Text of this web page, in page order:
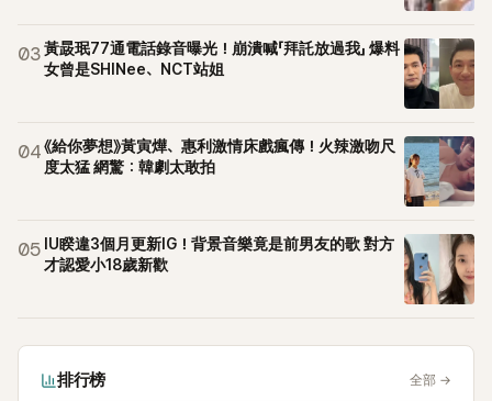
03黃晸珉77通電話錄音曝光！崩潰喊「拜託放過我」 爆料
女曾是SHINee、NCT站姐
04《給你夢想》黃寅燁、惠利激情床戲瘋傳！火辣激吻尺
度太猛 網驚：韓劇太敢拍
05 IU睽違3個月更新IG！背景音樂竟是前男友的歌 對方
才認愛小18歲新歡
排行榜 全部 →